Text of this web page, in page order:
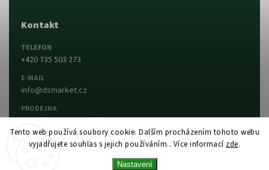
Tento web používá soubory cookie. Dalším procházením tohoto webu
vyjadřujete souhlas s jejich používáním.. Více informací zde.
Nastavení
Kontakt
TELEFON
+420 735 503 273
E-MAIL
info@dsmarket.cz
PRODEJNA
Dlouhá 90, 763 15 Slušovice
Napsat nám Prodejna a otevírací doba